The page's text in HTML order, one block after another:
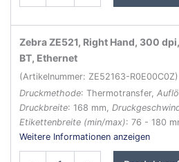
Etikettendrucker
Menge
Zebra ZE521, Right Hand, 300 dpi,
BT, Ethernet
(Artikelnummer: ZE52163-R0E00C0Z)
Druckmethode: Thermotransfer,
Druckbreite: 168 mm,
Etikettenbreite (min/max): 76 - 180
Weitere Informationen anzeigen